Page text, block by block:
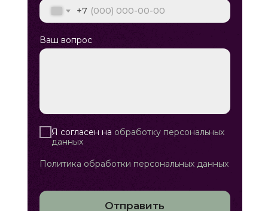
+7
Ваш вопрос
Я согласен на обработку персональных
данных
Политика обработки персональных данных
Отправить